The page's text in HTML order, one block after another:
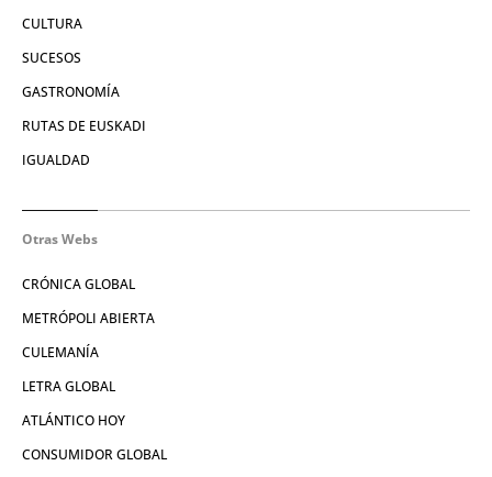
CULTURA
SUCESOS
GASTRONOMÍA
RUTAS DE EUSKADI
IGUALDAD
Otras Webs
CRÓNICA GLOBAL
METRÓPOLI ABIERTA
CULEMANÍA
LETRA GLOBAL
ATLÁNTICO HOY
CONSUMIDOR GLOBAL